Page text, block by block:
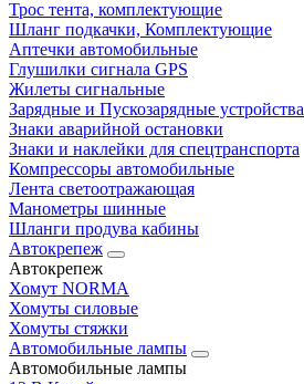
Трос тента, комплектующие
Шланг подкачки, Комплектующие
Аптечки автомобильные
Глушилки сигнала GPS
Жилеты сигнальные
Зарядные и Пускозарядные устройства
Знаки аварийной остановки
Знаки и наклейки для спецтранспорта
Компрессоры автомобильные
Лента светоотражающая
Манометры шинные
Шланги продува кабины
Автокрепеж
Автокрепеж
Хомут NORMA
Хомуты силовые
Хомуты стяжки
Автомобильные лампы
Автомобильные лампы